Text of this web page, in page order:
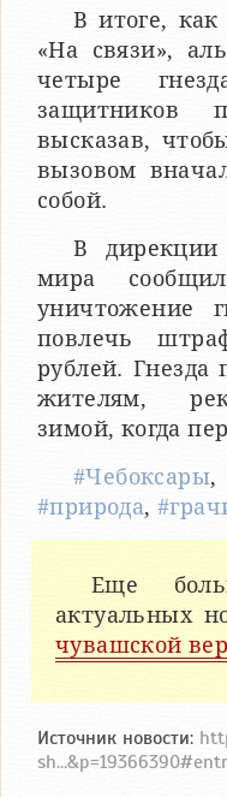
В итоге, как
«На связи»,
четыре
защитников
высказав,
вызовом
собой.
В дирекции
мира
уничтожение
повлечь
рублей.
жителям,
зимой, когда
#Чебоксары
#природа,
Еще
актуальных
чувашской
Источник новости: